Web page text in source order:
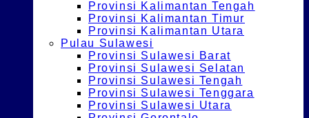
Provinsi Kalimantan Tengah
Provinsi Kalimantan Timur
Provinsi Kalimantan Utara
Pulau Sulawesi
Provinsi Sulawesi Barat
Provinsi Sulawesi Selatan
Provinsi Sulawesi Tengah
Provinsi Sulawesi Tenggara
Provinsi Sulawesi Utara